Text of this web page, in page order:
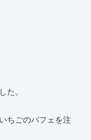
た。
ちごのパフェを注